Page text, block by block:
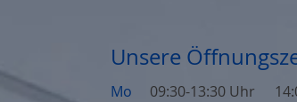
Unsere
Mo
09:30-13:30 Uhr